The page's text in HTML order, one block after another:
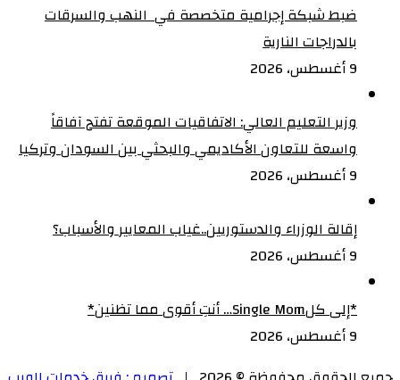
ضبط شبكة إجرامية متخصصة في النهب والسرقات
بالدراجات النارية‏
9 أغسطس، 2026
وزير التعليم العالي: الاتفاقيات الموقعة تفتح آفاقاً
واسعة للتعاون الأكاديمي والبحثي بين السودان وتركيا
9 أغسطس، 2026
إقالة الوزراء والدستوريين..غياب المعايير والأسباب؟
9 أغسطس، 2026
‏*إلى كلSingle Mom… أنتِ أقوى مما تظنين*
9 أغسطس، 2026